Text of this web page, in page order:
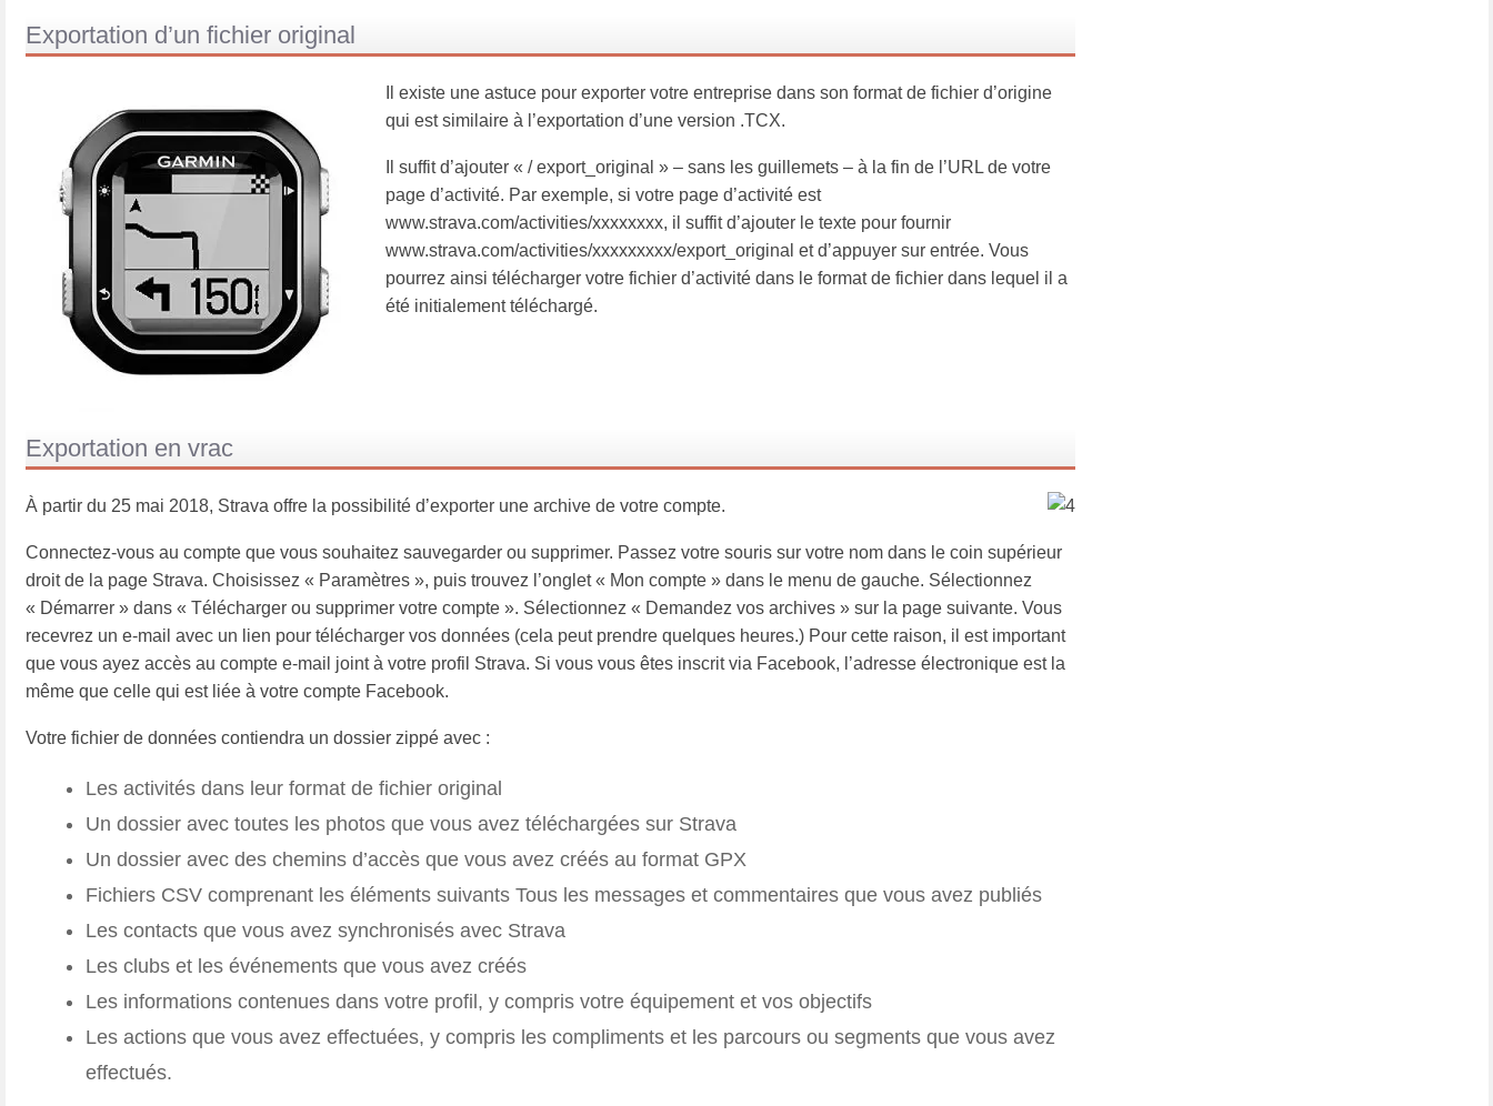
Exportation d’un fichier original
Il existe une astuce pour exporter votre entreprise dans son format de fichier d’origine
qui est similaire à l’exportation d’une version .TCX.
Il suffit d’ajouter « / export_original » – sans les guillemets – à la fin de l’URL de votre
page d’activité. Par exemple, si votre page d’activité est
www.strava.com/activities/xxxxxxxx, il suffit d’ajouter le texte pour fournir
www.strava.com/activities/xxxxxxxxx/export_original et d’appuyer sur entrée. Vous
pourrez ainsi télécharger votre fichier d’activité dans le format de fichier dans lequel il a
été initialement téléchargé.
Exportation en vrac
À partir du 25 mai 2018, Strava offre la possibilité d’exporter une archive de votre compte.
Connectez-vous au compte que vous souhaitez sauvegarder ou supprimer. Passez votre souris sur votre nom dans le coin supérieur
droit de la page Strava. Choisissez « Paramètres », puis trouvez l’onglet « Mon compte » dans le menu de gauche. Sélectionnez
« Démarrer » dans « Télécharger ou supprimer votre compte ». Sélectionnez « Demandez vos archives » sur la page suivante. Vous
recevrez un e-mail avec un lien pour télécharger vos données (cela peut prendre quelques heures.) Pour cette raison, il est important
que vous ayez accès au compte e-mail joint à votre profil Strava. Si vous vous êtes inscrit via Facebook, l’adresse électronique est la
même que celle qui est liée à votre compte Facebook.
Votre fichier de données contiendra un dossier zippé avec :
Les activités dans leur format de fichier original
Un dossier avec toutes les photos que vous avez téléchargées sur Strava
Un dossier avec des chemins d’accès que vous avez créés au format GPX
Fichiers CSV comprenant les éléments suivants Tous les messages et commentaires que vous avez publiés
Les contacts que vous avez synchronisés avec Strava
Les clubs et les événements que vous avez créés
Les informations contenues dans votre profil, y compris votre équipement et vos objectifs
Les actions que vous avez effectuées, y compris les compliments et les parcours ou segments que vous avez
effectués.